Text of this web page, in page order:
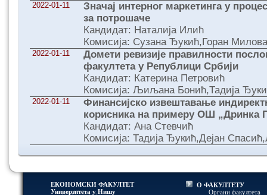
2022-01-11
Значај интерног маркетинга у
за потрошаче
Кандидат: Наталија Илић
Комисија: Сузана Ђукић,Горан
2022-01-11
Домети ревизије правилности
факултета у Републици Србији
Кандидат: Катерина Петровић
Комисија: Љиљана Бонић,Тадија
2022-01-11
Финансијско извештавање
корисника на примеру ОШ „Дринка
Кандидат: Ана Стевчић
Комисија: Тадија Ђукић,Дејан
ЕКОНОМСКИ ФАКУЛТЕТ
Универзитетa у Нишу
О ФАКУЛТЕТУ
Органи факултета